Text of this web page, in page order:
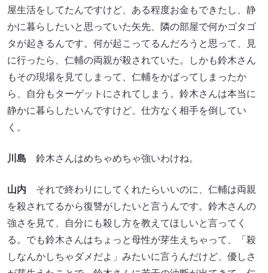
屋生活をしてたんですけど、ある程度お金もできたし、静
かに暮らしたいと思っていた矢先、隣の部屋で何かゴタゴ
タが起きるんです。何が起こってるんだろうと思って、見
に行ったら、仁輔の両親が殺されていた。しかも鈴木さん
もその現場を見てしまって、仁輔をかばってしまったか
ら、自分もターゲットにされてしまう。鈴木さんは本当に
静かに暮らしたいんですけど、仕方なく相手を倒してい
く。
川島 鈴木さんはめちゃめちゃ強いわけね。
山内 それで終わりにしてくれたらいいのに、仁輔は両親
を殺されてるから復讐がしたいと言うんです。鈴木さんの
強さを見て、自分にも殺し方を教えてほしいと言ってく
る。でも鈴木さんはちょっと母性が芽生えちゃって、「殺
しなんかしちゃダメだよ」みたいに言うんだけど、優しさ